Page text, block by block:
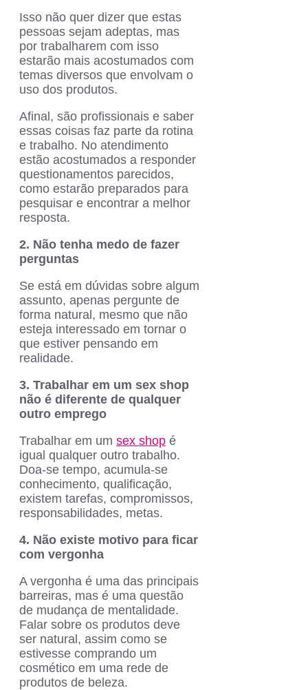
Isso não quer dizer que estas
pessoas sejam adeptas, mas
por trabalharem com isso
estarão mais acostumados com
temas diversos que envolvam o
uso dos produtos.
Afinal, são profissionais e saber
essas coisas faz parte da rotina
e trabalho. No atendimento
estão acostumados a responder
questionamentos parecidos,
como estarão preparados para
pesquisar e encontrar a melhor
resposta.
2. Não tenha medo de fazer
perguntas
Se está em dúvidas sobre algum
assunto, apenas pergunte de
forma natural, mesmo que não
esteja interessado em tornar o
que estiver pensando em
realidade.
3. Trabalhar em um sex shop
não é diferente de qualquer
outro emprego
Trabalhar em um sex shop é
igual qualquer outro trabalho.
Doa-se tempo, acumula-se
conhecimento, qualificação,
existem tarefas, compromissos,
responsabilidades, metas.
4. Não existe motivo para ficar
com vergonha
A vergonha é uma das principais
barreiras, mas é uma questão
de mudança de mentalidade.
Falar sobre os produtos deve
ser natural, assim como se
estivesse comprando um
cosmético em uma rede de
produtos de beleza.